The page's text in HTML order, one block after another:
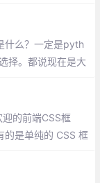
的 React、Vue
什么？一定是pyth
择。都说现在是大
的前端CSS框
的是单纯的 CSS 框